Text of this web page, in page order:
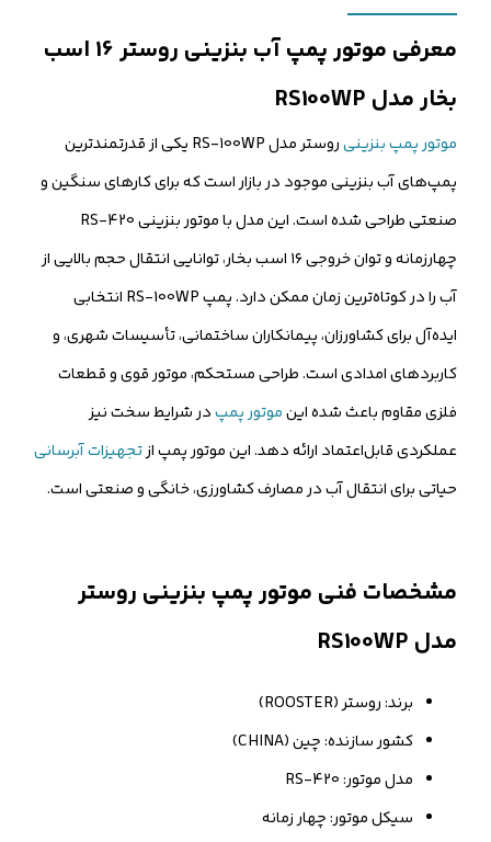
معرفی موتور پمپ آب بنزینی روستر 16 اسب
بخار مدل RS100WP
موتور پمپ بنزینی
روستر مدل RS-100WP یکی از قدرتمندترین
پمپ‌های آب بنزینی موجود در بازار است که برای کارهای سنگین و
صنعتی طراحی شده است. این مدل با موتور بنزینی RS-420
چهارزمانه و توان خروجی ۱۶ اسب بخار، توانایی انتقال حجم بالایی از
آب را در کوتاه‌ترین زمان ممکن دارد. پمپ RS-100WP انتخابی
ایده‌آل برای کشاورزان، پیمانکاران ساختمانی، تأسیسات شهری، و
کاربردهای امدادی است. طراحی مستحکم، موتور قوی و قطعات
فلزی مقاوم باعث شده اینموتور پمپدر شرایط سخت نیز
عملکردی قابل‌اعتماد ارائه دهد. این موتور پمپ ازتجهیزات آبرسانی
حیاتی برای انتقال آب در مصارف کشاورزی، خانگی و صنعتی است.
مشخصات فنی موتور پمپ بنزینی روستر
مدل RS100WP
برند: روستر (ROOSTER)
کشور سازنده: چین (CHINA)
مدل موتور: RS-420
سیکل موتور: چهار زمانه